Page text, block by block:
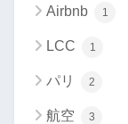
Airbnb 1
LCC 1
パリ 2
航空 3